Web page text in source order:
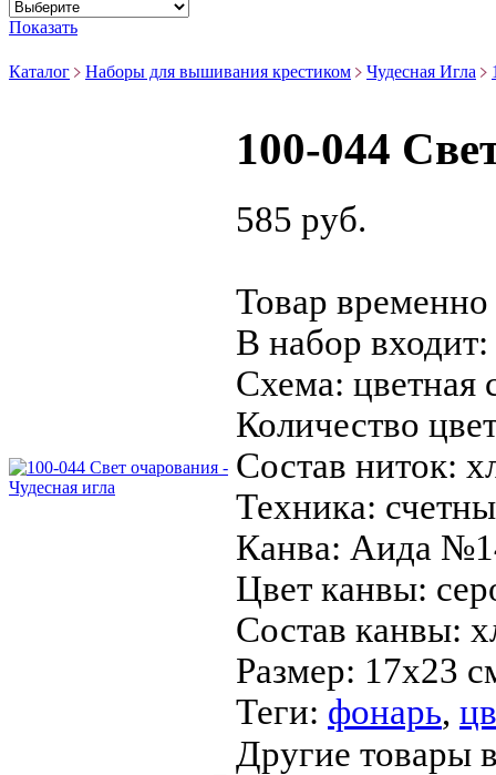
Показать
Каталог Наборы для вышивания крестиком Чудесная Игла
100-044
585 руб.
Товар временно
В набор входит:
Схема: цветная
Количество
Состав ниток:
Техника:
Канва: Аида
Цвет канвы:
Состав канвы:
Размер: 17х23
Теги: фонарь,
Другие товары